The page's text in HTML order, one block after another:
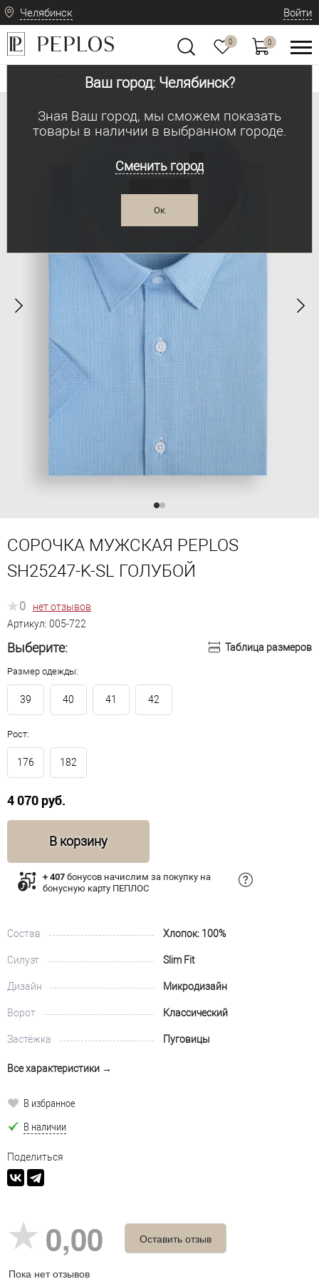
Челябинск
Ваш город: Челябинск?
Зная Ваш город, мы сможем показать
товары в наличии в выбранном городе.
Сменить город
Ок
Войти
0 0
Мужская одежда: классическая и современная Мужские рубашки | сорочки
СОРОЧКА МУЖСКАЯ PEPLOS
SH25247-K-SL ГОЛУБОЙ
0
нет отзывов
Артикул: 005-722
Выберите: Таблица размеров
Размер одежды:
39 40 41 42
Рост:
176 182
4 070 руб.
В корзину
+ 407 бонусов начислим за покупку на
бонусную карту ПЕПЛОС
Состав Хлопок: 100%
Силуэт Slim Fit
Дизайн Микродизайн
Ворот Классический
Застёжка Пуговицы
Все характеристики →
В избранное
В наличии
Поделиться
0,00
Пока нет отзывов
Оставить отзыв